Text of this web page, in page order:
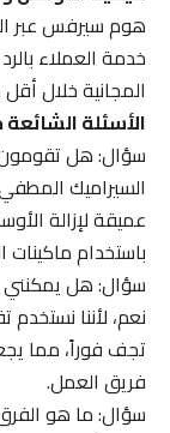
هوم سيرفس عبر
خدمة العملاء
المجانية خلال أقل من 24
الأسئلة الشائعة
سؤال: هل تقومون
السيراميك المطفي
عميقة لإزالة
باستخدام ماكينات
سؤال: هل يمكنني
نعم، لأننا نستخدم
تجف فوراً، مما
فريق العمل.
سؤال: ما هو الفرق